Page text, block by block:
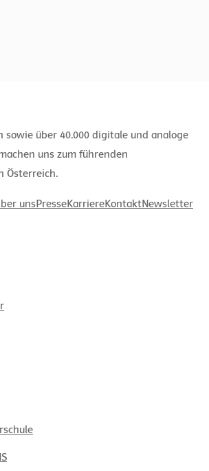
sowie über 40.000 digitale und analoge
uns zum führenden
Österreich.
unsPresseKarriereKontaktNewsletter